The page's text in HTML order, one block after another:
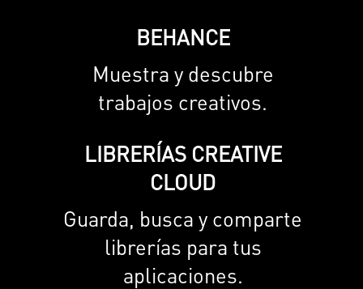
BEHANCE
Muestra y descubre
trabajos creativos.
LIBRERÍAS CREATIVE
CLOUD
Guarda, busca y comparte
librerías para tus
aplicaciones.